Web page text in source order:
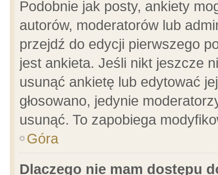
Podobnie jak posty, ankiety
autorów, moderatorów lub
przejdź do edycji pierwszego
jest ankieta. Jeśli nikt jeszcze
usunąć ankietę lub edytować
głosowano, jedynie
usunąć. To zapobiega
Góra
Dlaczego nie mam dostępu